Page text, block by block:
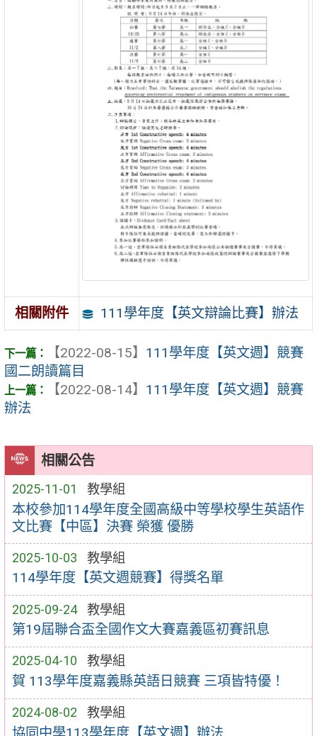
相關公告
2025-11-01 教學組
本校參加114學年度全國高級中等學校學生英語作
文比賽【中區】決賽 榮獲 優勝
2025-10-03 教學組
114學年度【英文週競賽】得獎名單
2025-09-24 教學組
第19屆聯合盃全國作文大賽嘉義區初賽訊息
2025-04-10 教學組
賀 113學年度嘉義縣英語日競賽 三項皆特優！
2024-08-02 教學組
協同中學113學年度【英文週】辦法
相關附件 111學年度【英文辯論比賽】辦法
【2022-08-15】 111學年度【英文週】競賽
國二朗讀篇目
【2022-08-14】 111學年度【英文週】競賽
辦法